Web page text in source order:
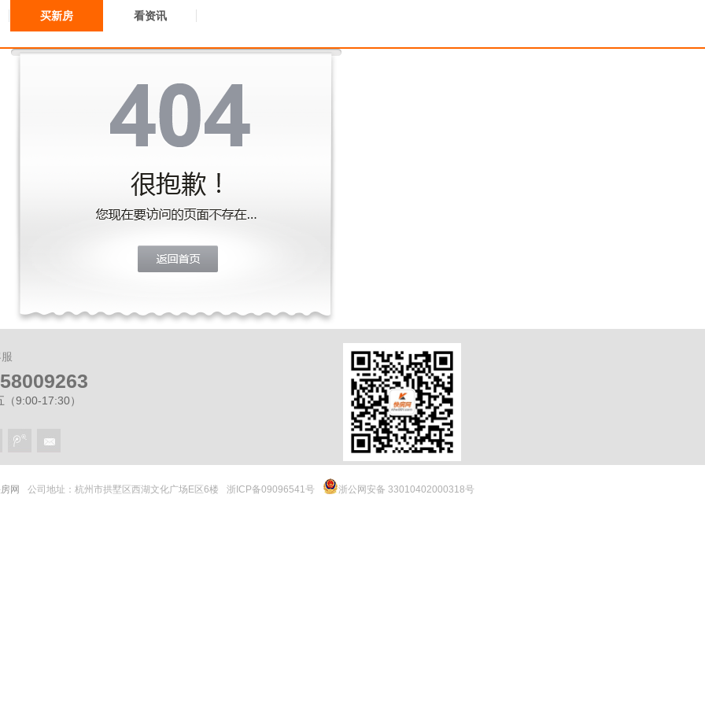
买新房 看资讯
9:00-17:30）
网 公司地址：杭州市拱墅区西湖文化广场E区6楼 浙ICP备09096541号 浙公网安备 33010402000318号